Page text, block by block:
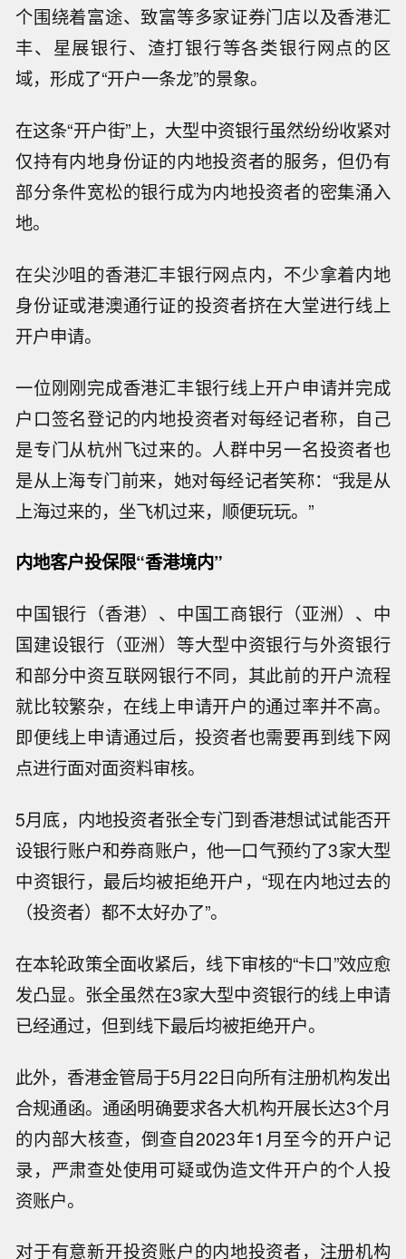
个围绕着富途、致富等多家证券门店以及香港汇
丰、星展银行、渣打银行等各类银行网点的区
域，形成了“开户一条龙”的景象。
在这条“开户街”上，大型中资银行虽然纷纷收紧对
仅持有内地身份证的内地投资者的服务，但仍有
部分条件宽松的银行成为内地投资者的密集涌入
地。
在尖沙咀的香港汇丰银行网点内，不少拿着内地
身份证或港澳通行证的投资者挤在大堂进行线上
开户申请。
一位刚刚完成香港汇丰银行线上开户申请并完成
户口签名登记的内地投资者对每经记者称，自己
是专门从杭州飞过来的。人群中另一名投资者也
是从上海专门前来，她对每经记者笑称：“我是从
上海过来的，坐飞机过来，顺便玩玩。”
内地客户投保限“香港境内”
中国银行（香港）、中国工商银行（亚洲）、中
国建设银行（亚洲）等大型中资银行与外资银行
和部分中资互联网银行不同，其此前的开户流程
就比较繁杂，在线上申请开户的通过率并不高。
即便线上申请通过后，投资者也需要再到线下网
点进行面对面资料审核。
5月底，内地投资者张全专门到香港想试试能否开
设银行账户和券商账户，他一口气预约了3家大型
中资银行，最后均被拒绝开户，“现在内地过去的
（投资者）都不太好办了”。
在本轮政策全面收紧后，线下审核的“卡口”效应愈
发凸显。张全虽然在3家大型中资银行的线上申请
已经通过，但到线下最后均被拒绝开户。
此外，香港金管局于5月22日向所有注册机构发出
合规通函。通函明确要求各大机构开展长达3个月
的内部大核查，倒查自2023年1月至今的开户记
录，严肃查处使用可疑或伪造文件开户的个人投
资账户。
对于有意新开投资账户的内地投资者，注册机构